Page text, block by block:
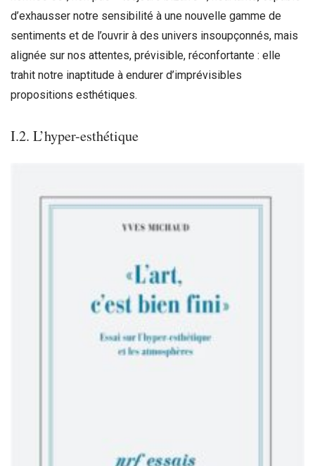
d’exhausser notre sensibilité à une nouvelle gamme de
sentiments et de l’ouvrir à des univers insoupçonnés, mais
alignée sur nos attentes, prévisible, réconfortante : elle
trahit notre inaptitude à endurer d’imprévisibles
propositions esthétiques.
I.2. L’hyper-esthétique